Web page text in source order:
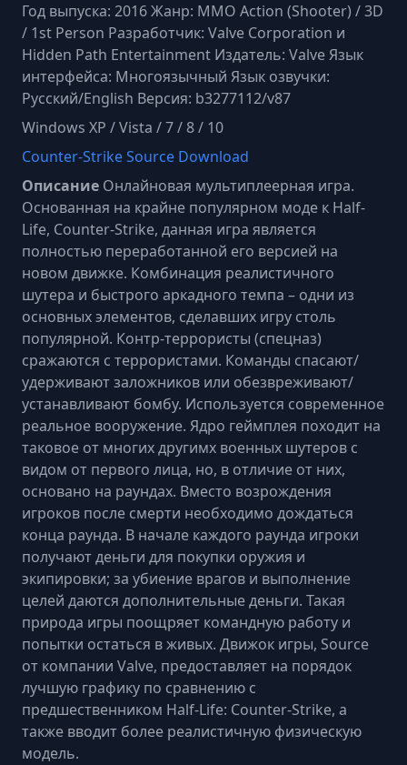
Год выпуска: 2016 Жанр: MMO Action (Shooter) / 3D
/ 1st Person Разработчик: Valve Corporation и
Hidden Path Entertainment Издатель: Valve Язык
интерфейса: Многоязычный Язык озвучки:
Русский/English Версия: b3277112/v87
Windows XP / Vista / 7 / 8 / 10
Counter-Strike Source Download
Описание Онлайновая мультиплеерная игра.
Основанная на крайне популярном моде к Half-
Life, Counter-Strike, данная игра является
полностью переработанной его версией на
новом движке. Комбинация реалистичного
шутера и быстрого аркадного темпа – одни из
основных элементов, сделавших игру столь
популярной. Контр-террористы (спецназ)
сражаются с террористами. Команды спасают/
удерживают заложников или обезвреживают/
устанавливают бомбу. Используется современное
реальное вооружение. Ядро геймплея походит на
таковое от многих другимх военных шутеров с
видом от первого лица, но, в отличие от них,
основано на раундах. Вместо возрождения
игроков после смерти необходимо дождаться
конца раунда. В начале каждого раунда игроки
получают деньги для покупки оружия и
экипировки; за убиение врагов и выполнение
целей даются дополнительные деньги. Такая
природа игры поощряет командную работу и
попытки остаться в живых. Движок игры, Source
от компании Valve, предоставляет на порядок
лучшую графику по сравнению с
предшественником Half-Life: Counter-Strike, а
также вводит более реалистичную физическую
модель.